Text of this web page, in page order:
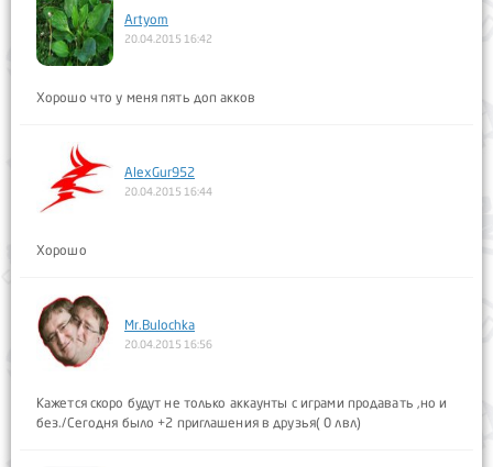
Artyom
20.04.2015 16:42
Хорошо что у меня пять доп акков
AlexGur952
20.04.2015 16:44
Хорошо
Mr.Bulochka
20.04.2015 16:56
Кажется скоро будут не только аккаунты с играми продавать ,но и
без./Сегодня было +2 приглашения в друзья( 0 лвл)